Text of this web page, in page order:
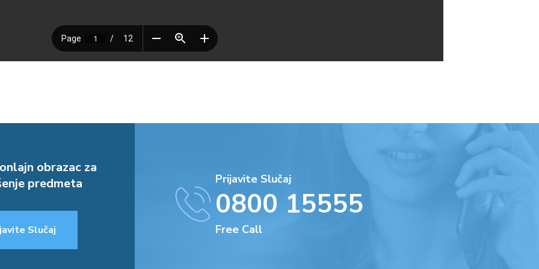
obrazac za
predmeta
Slučaj
Prijavite Slučaj
0800 15555
Free Call